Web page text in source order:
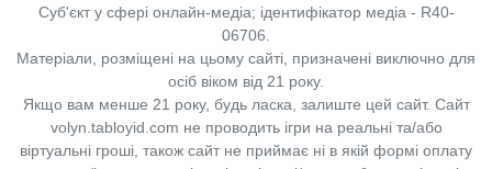
Суб'єкт у сфері онлайн-медіа; ідентифікатор медіа - R40-
06706.
Матеріали, розміщені на цьому сайті, призначені виключно для
осіб віком від 21 року.
Якщо вам менше 21 року, будь ласка, залиште цей сайт. Сайт
volyn.tabloyid.com не проводить ігри на реальні та/або
віртуальні гроші, також сайт не приймає ні в якій формі оплату